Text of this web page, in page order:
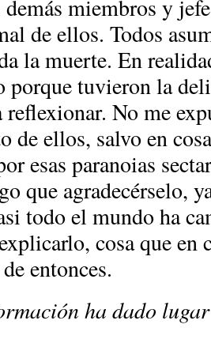
miembros y
de ellos. Todos
la muerte. En
tuvieron la
No me
de ellos, salvo en
esas paranoias
que agradecérselo,
todo el mundo ha
cosa que en
entonces.
ha dado